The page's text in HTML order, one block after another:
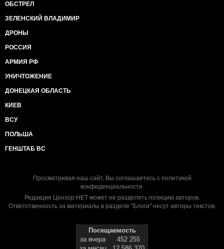
ОБСТРЕЛ
ЗЕЛЕНСКИЙ ВЛАДИМИР
ДРОНЫ
РОССИЯ
АРМИЯ РФ
УНИЧТОЖЕНИЕ
ДОНЕЦКАЯ ОБЛАСТЬ
КИЕВ
ВСУ
ПОЛЬША
ГЕНШТАБ ВС
Просматривая наш сайт, Вы соглашаетесь с политикой
конфиденциальности.
Редакция Цензор.НЕТ может не разделять позицию авторов.
Ответственность за материалы в разделе "Блоги" несут авторы текстов.
Посещаемость
за вчера
452 255